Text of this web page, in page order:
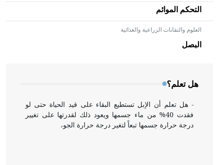
التحكم الموائم
العلوم والتقانات الزراعية والغذائية
البصل
هل تعلم؟
- هل تعلم أن الأبلق نوع من الفنون الهندسية التي ارتبطت
بالعمارة الإسلامية في بلاد الشام ومصر خاصة، حيث يحرص
المعمار على بناء مداميكه وخاصة في الواجهات
- هل تعلم أن الإبل تستطيع البقاء على قيد الحياة حتى لو
فقدت 40% من ماء جسمها ويعود ذلك لقدرتها على تغيير
درجة حرارة جسمها تبعاً لتغير درجة حرارة الجو،